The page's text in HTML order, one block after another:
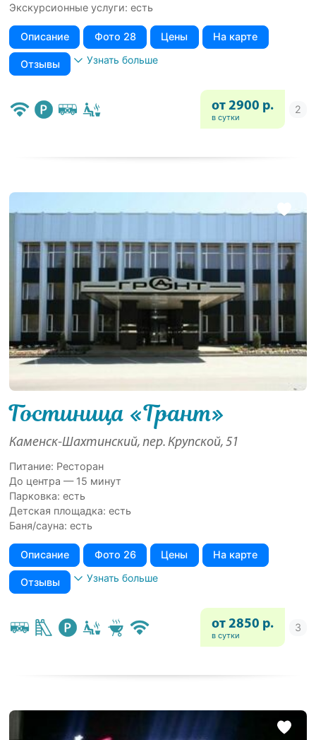
Экскурсионные услуги: есть
Описание Фото 28 Цены На карте
Отзывы Узнать больше
от 2900 р.
в сутки
Гостиница «Грант»
Каменск-Шахтинский, пер. Крупской, 51
Питание: Ресторан
До центра — 15 минут
Парковка: есть
Детская площадка: есть
Баня/сауна: есть
Описание Фото 26 Цены На карте
Отзывы Узнать больше
от 2850 р.
в сутки